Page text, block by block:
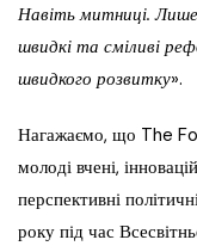
Навіть митниці.
швидкі та сміливі
швидкого розвитку».
Нагажаємо, що The
молоді вчені,
перспективні
року під час